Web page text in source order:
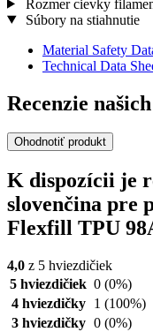
Rozmer cievky
Súbory na stiahnutie
Material Safety
Technical Data
Recenzie
Ohodnotiť produkt
K dispozícii je
slovenčina pre
Flexfill TPU
4,0 z 5 hviezdičiek
5 hviezdičiek 0 (0%)
4 hviezdičky
1 (100%)
3 hviezdičky 0 (0%)